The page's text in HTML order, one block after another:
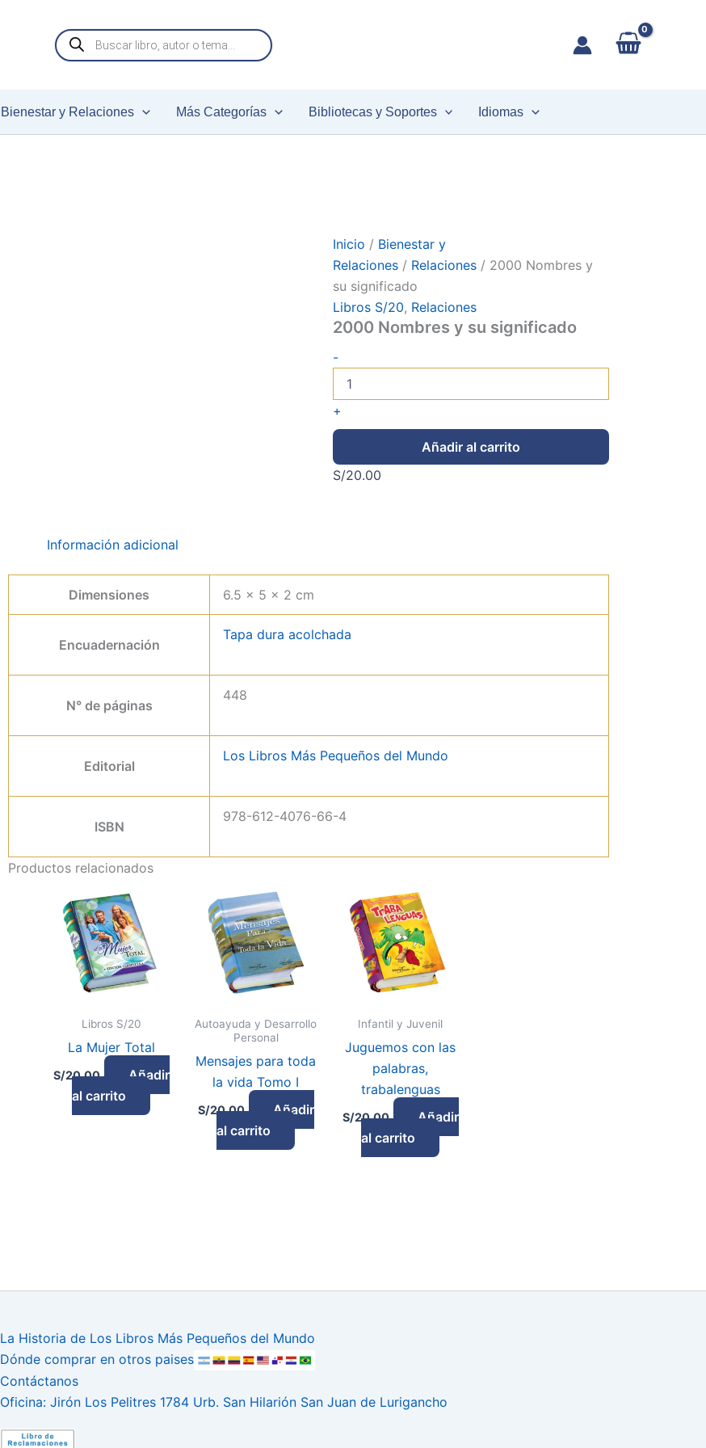
Búsqueda
de
productos
Bienestar y Relaciones Más Categorías Bibliotecas y Soportes Idiomas
Inicio / Bienestar y
Relaciones/ Relaciones/ 2000 Nombres y
su significado
Libros S/20, Relaciones
2000 Nombres y su significado
-
+
Añadir al carrito
S/20.00
Información adicional
Dimensiones 6.5 × 5 × 2 cm
Encuadernación
Tapa dura acolchada
N° de páginas
448
Editorial
Los Libros Más Pequeños del Mundo
ISBN
978-612-4076-66-4
Productos relacionados
Libros S/20
La Mujer Total
S/20.00
Añadir
al carrito
Autoayuda y Desarrollo
Personal
Mensajes para toda
la vida Tomo I
S/20.00
Añadir
al carrito
Infantil y Juvenil
Juguemos con las
palabras,
trabalenguas
S/20.00
Añadir
al carrito
La Historia de Los Libros Más Pequeños del Mundo
Dónde comprar en otros paises
Contáctanos
Oficina: Jirón Los Pelitres 1784 Urb. San Hilarión San Juan de Lurigancho